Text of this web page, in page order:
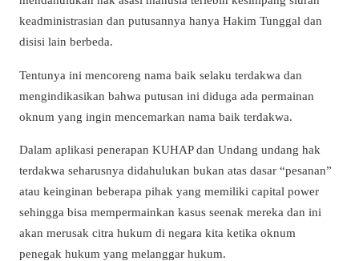
keadministrasian dan putusannya hanya Hakim Tunggal dan
disisi lain berbeda.
Tentunya ini mencoreng nama baik selaku terdakwa dan
mengindikasikan bahwa putusan ini diduga ada permainan
oknum yang ingin mencemarkan nama baik terdakwa.
Dalam aplikasi penerapan KUHAP dan Undang undang hak
terdakwa seharusnya didahulukan bukan atas dasar “pesanan”
atau keinginan beberapa pihak yang memiliki capital power
sehingga bisa mempermainkan kasus seenak mereka dan ini
akan merusak citra hukum di negara kita ketika oknum
penegak hukum yang melanggar hukum.